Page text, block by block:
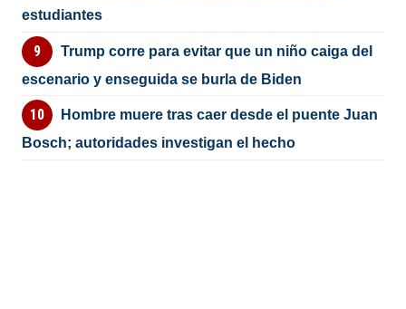
estudiantes
Trump corre para evitar que un niño caiga del
escenario y enseguida se burla de Biden
Hombre muere tras caer desde el puente Juan
Bosch; autoridades investigan el hecho